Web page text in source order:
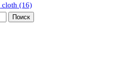
cloth (16)